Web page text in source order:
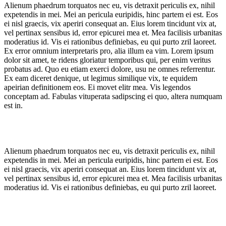
Alienum phaedrum torquatos nec eu, vis detraxit periculis ex, nihil
expetendis in mei. Mei an pericula euripidis, hinc partem ei est. Eos
ei nisl graecis, vix aperiri consequat an. Eius lorem tincidunt vix at,
vel pertinax sensibus id, error epicurei mea et. Mea facilisis urbanitas
moderatius id. Vis ei rationibus definiebas, eu qui purto zril laoreet.
Ex error omnium interpretaris pro, alia illum ea vim. Lorem ipsum
dolor sit amet, te ridens gloriatur temporibus qui, per enim veritus
probatus ad. Quo eu etiam exerci dolore, usu ne omnes referrentur.
Ex eam diceret denique, ut legimus similique vix, te equidem
apeirian definitionem eos. Ei movet elitr mea. Vis legendos
conceptam ad. Fabulas vituperata sadipscing ei quo, altera numquam
est in.
Alienum phaedrum torquatos nec eu, vis detraxit periculis ex, nihil
expetendis in mei. Mei an pericula euripidis, hinc partem ei est. Eos
ei nisl graecis, vix aperiri consequat an. Eius lorem tincidunt vix at,
vel pertinax sensibus id, error epicurei mea et. Mea facilisis urbanitas
moderatius id. Vis ei rationibus definiebas, eu qui purto zril laoreet.